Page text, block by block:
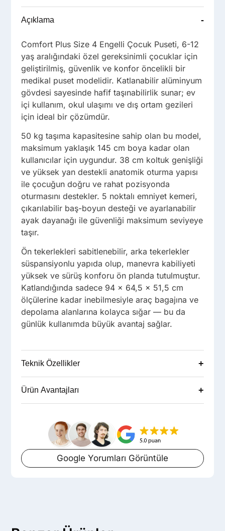
Açıklama -
Comfort Plus Size 4 Engelli Çocuk Puseti, 6-12
yaş aralığındaki özel gereksinimli çocuklar için
geliştirilmiş, güvenlik ve konfor öncelikli bir
medikal puset modelidir. Katlanabilir alüminyum
gövdesi sayesinde hafif taşınabilirlik sunar; ev
içi kullanım, okul ulaşımı ve dış ortam gezileri
için ideal bir çözümdür.
50 kg taşıma kapasitesine sahip olan bu model,
maksimum yaklaşık 145 cm boya kadar olan
kullanıcılar için uygundur. 38 cm koltuk genişliği
ve yüksek yan destekli anatomik oturma yapısı
ile çocuğun doğru ve rahat pozisyonda
oturmasını destekler. 5 noktalı emniyet kemeri,
çıkarılabilir baş-boyun desteği ve ayarlanabilir
ayak dayanağı ile güvenliği maksimum seviyeye
taşır.
Ön tekerlekleri sabitlenebilir, arka tekerlekler
süspansiyonlu yapıda olup, manevra kabiliyeti
yüksek ve sürüş konforu ön planda tutulmuştur.
Katlandığında sadece 94 × 64,5 × 51,5 cm
ölçülerine kadar inebilmesiyle araç bagajına ve
depolama alanlarına kolayca sığar — bu da
günlük kullanımda büyük avantaj sağlar.
Teknik Özellikler +
Ürün Avantajları +
Google Yorumları Görüntüle